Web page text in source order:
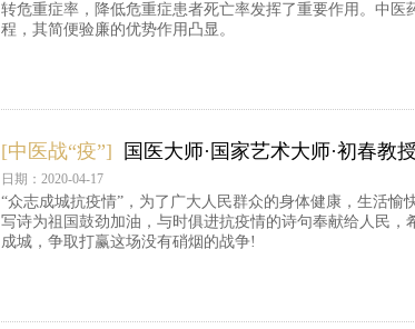
转危重症率，降低危重症患者死亡率发挥了重要作用。中
程，其简便验廉的优势作用凸显。
[中医战“疫”] 国医大师·国家艺术大师·初春教
日期：2020-04-17
“众志成城抗疫情”，为了广大人民群众的身体健康，生活愉
写诗为祖国鼓劲加油，与时俱进抗疫情的诗句奉献给人民
成城，争取打赢这场没有硝烟的战争!